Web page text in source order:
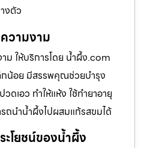
งตัว
วามงาม
ม ให้บริการโดย น้ำผึ้ง.com
กน้อย มีสรรพคุณช่วยบำรุง
ดเอว ทำให้แห้ง ใช้ทำยาอายุ
ถนำน้ำผึ้งไปผสมแก้รสขมได้
โยชน์ของน้ำผึ้ง